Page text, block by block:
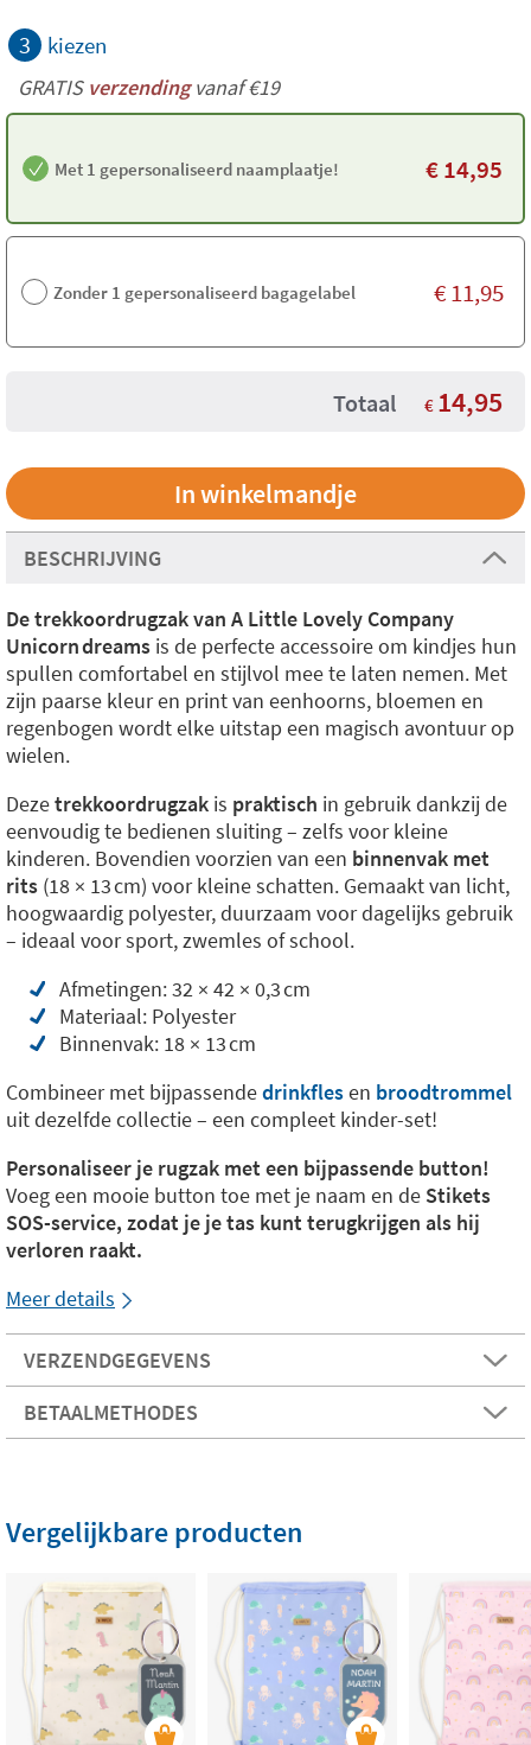
3 kiezen
GRATISverzendingvanaf €19
Met 1 gepersonaliseerd naamplaatje! €14,95
Zonder 1 gepersonaliseerd bagagelabel €11,95
Totaal € 14,95
BESCHRIJVING
De trekkoordrugzak van A Little Lovely Company
Unicorn dreams is de perfecte accessoire om kindjes hun
spullen comfortabel en stijlvol mee te laten nemen. Met
zijn paarse kleur en print van eenhoorns, bloemen en
regenbogen wordt elke uitstap een magisch avontuur op
wielen.
Dezetrekkoordrugzak is praktisch in gebruik dankzij de
eenvoudig te bedienen sluiting – zelfs voor kleine
kinderen. Bovendien voorzien van een binnenvak met
rits (18 × 13 cm) voor kleine schatten. Gemaakt van licht,
hoogwaardig polyester, duurzaam voor dagelijks gebruik
– ideaal voor sport, zwemles of school.
Afmetingen: 32 × 42 × 0,3 cm
Materiaal: Polyester
Binnenvak: 18 × 13 cm
Combineer met bijpassendedrinkflesen broodtrommel
uit dezelfde collectie – een compleet kinder-set!
Personaliseer je rugzak met een bijpassende button!
Voeg een mooie button toe met je naam en de Stikets
SOS-service, zodat je je tas kunt terugkrijgen als hij
verloren raakt.
Meer details
VERZENDGEGEVENS
BETAALMETHODES
Vergelijkbare producten